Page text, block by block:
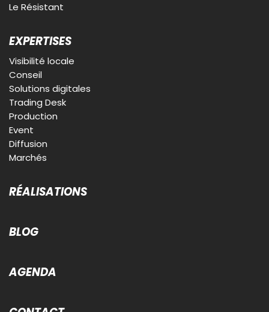
Le Résistant
EXPERTISES
Visibilité locale
Conseil
Solutions digitales
Trading Desk
Production
Event
Diffusion
Marchés
RÉALISATIONS
BLOG
AGENDA